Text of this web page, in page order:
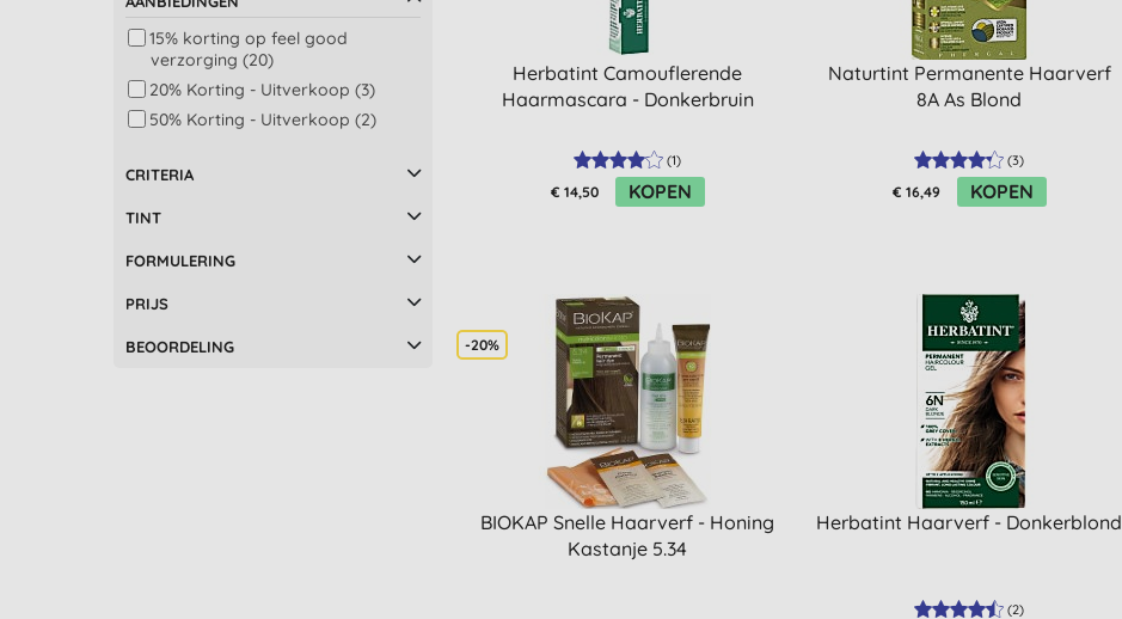
Herbatint Camouflerende
Haarmascara - Donkerbruin
(1)
€ 14,50 KOPEN
Naturtint Permanente Haarverf
8A As Blond
(3)
€ 16,49 KOPEN
-20%
BIOKAP Snelle Haarverf - Honing
Kastanje 5.34
Herbatint Haarverf - Donkerblond
(2)
15% korting op feel good
verzorging (20)
20% Korting - Uitverkoop (3)
50% Korting - Uitverkoop (2)
CRITERIA
TINT
FORMULERING
PRIJS
BEOORDELING